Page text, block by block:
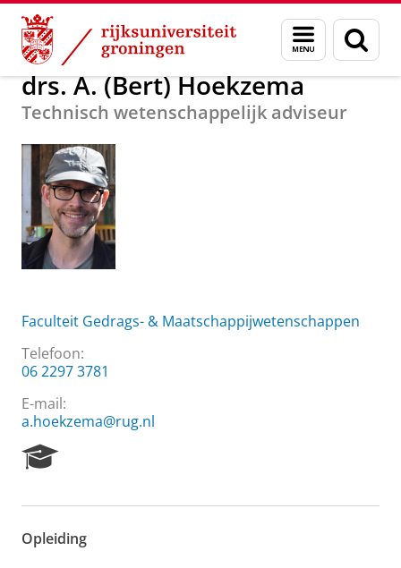
Skip
Content
Skip
Navigation
Menu
en
zoeken
Over ons drs. A. (Bert) Hoekzema
drs. A. (Bert) Hoekzema
Technisch wetenschappelijk adviseur
Faculteit Gedrags- & Maatschappijwetenschappen
Telefoon:
06 2297 3781
E-mail:
a.hoekzema@rug.nl
e
r
Opleiding